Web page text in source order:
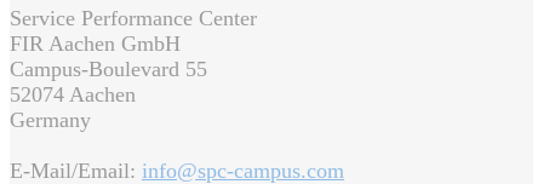
Service Performance Center
FIR Aachen GmbH
Campus-Boulevard 55
52074 Aachen
Germany
E-Mail/Email: info@spc-campus.com